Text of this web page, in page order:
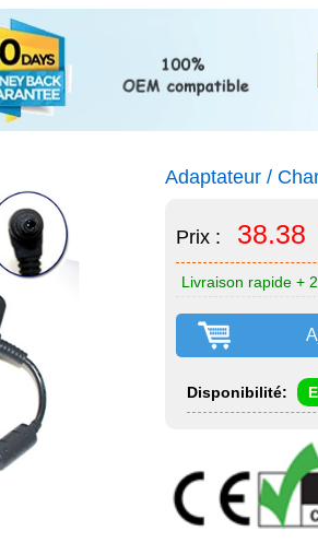
Adaptateur /
Prix : 38.38
Livraison rapide +
Disponibilité: